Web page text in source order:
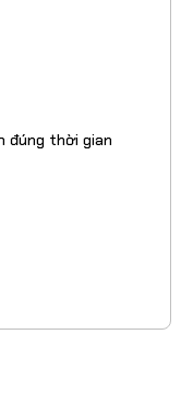
đúng thời gian